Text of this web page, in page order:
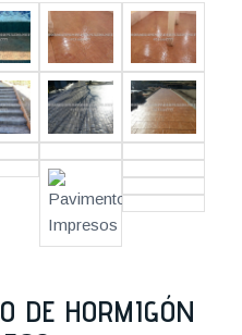
DE HORMIGÓN